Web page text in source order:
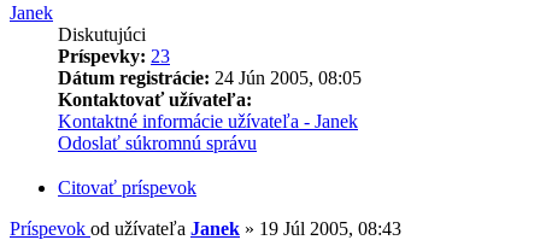
Janek
Diskutujúci
Príspevky: 23
Dátum registrácie: 24 Jún 2005, 08:05
Kontaktovať užívateľa:
Kontaktné informácie užívateľa - Janek
Odoslať súkromnú správu
Citovať príspevok
Príspevok od užívateľa Janek » 19 Júl 2005, 08:43